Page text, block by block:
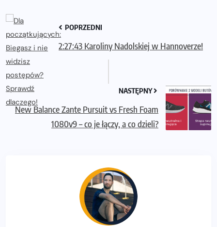
POPRZEDNI
2:27:43 Karoliny Nadolskiej w Hannoverze!
NASTĘPNY
New Balance Zante Pursuit vs Fresh Foam
1080v9 – co je łączy, a co dzieli?